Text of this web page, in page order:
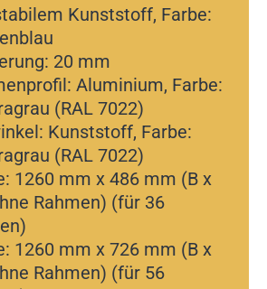
Kunststoff, Farbe:
20 mm
Aluminium, Farbe:
(RAL 7022)
Kunststoff, Farbe:
(RAL 7022)
1260 mm x 486 mm (B x
Rahmen) (für 36
1260 mm x 726 mm (B x
Rahmen) (für 56